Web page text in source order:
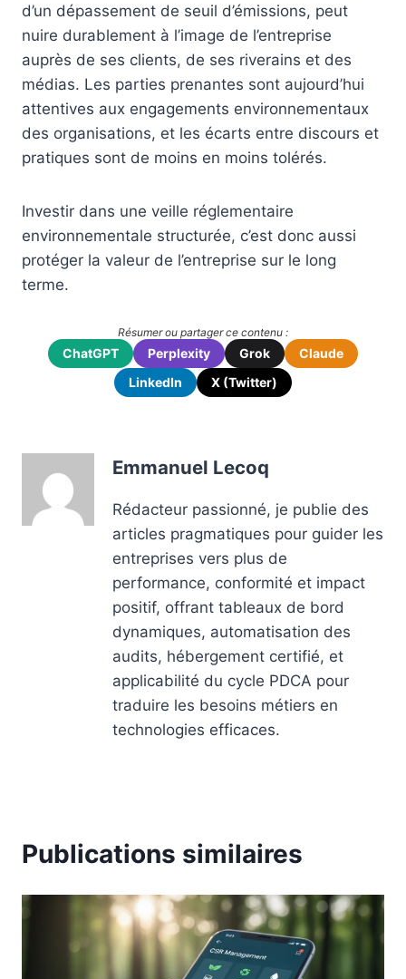
d’un dépassement de seuil d’émissions, peut
nuire durablement à l’image de l’entreprise
auprès de ses clients, de ses riverains et des
médias. Les parties prenantes sont aujourd’hui
attentives aux engagements environnementaux
des organisations, et les écarts entre discours et
pratiques sont de moins en moins tolérés.
Investir dans une veille réglementaire
environnementale structurée, c’est donc aussi
protéger la valeur de l’entreprise sur le long
terme.
Résumer ou partager ce contenu :
ChatGPT Perplexity Grok
Claude
LinkedIn
X (Twitter)
Emmanuel Lecoq
Rédacteur passionné, je publie des
articles pragmatiques pour guider les
entreprises vers plus de
performance, conformité et impact
positif, offrant tableaux de bord
dynamiques, automatisation des
audits, hébergement certifié, et
applicabilité du cycle PDCA pour
traduire les besoins métiers en
technologies efficaces.
Publications similaires